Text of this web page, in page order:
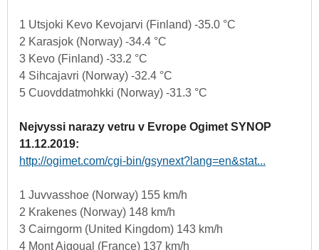
1 Utsjoki Kevo Kevojarvi (Finland) -35.0 °C
2 Karasjok (Norway) -34.4 °C
3 Kevo (Finland) -33.2 °C
4 Sihcajavri (Norway) -32.4 °C
5 Cuovddatmohkki (Norway) -31.3 °C
Nejvyssi narazy vetru v Evrope Ogimet SYNOP
11.12.2019:
http://ogimet.com/cgi-bin/gsynext?lang=en&stat...
1 Juvvasshoe (Norway) 155 km/h
2 Krakenes (Norway) 148 km/h
3 Cairngorm (United Kingdom) 143 km/h
4 Mont Aigoual (France) 137 km/h